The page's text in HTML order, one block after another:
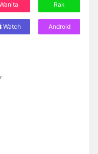
Rak
Watch Android